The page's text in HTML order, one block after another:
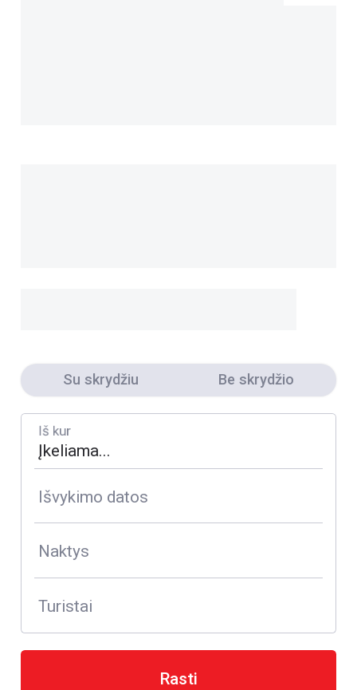
Su skrydžiu Be skrydžio
Iš kur
Išvykimo datos
Naktys
Turistai
Rasti